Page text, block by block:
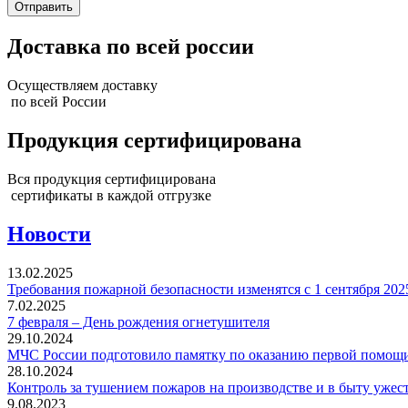
Доставка по всей россии
Осуществляем доставку
по всей России
Продукция сертифицирована
Вся продукция сертифицирована
сертификаты в каждой отгрузке
Новости
13.02.2025
Требования пожарной безопасности изменятся с 1 сентября
7.02.2025
7 февраля – День рождения огнетушителя
29.10.2024
МЧС России подготовило памятку по оказанию первой
28.10.2024
Контроль за тушением пожаров на производстве и в быту
9.08.2023